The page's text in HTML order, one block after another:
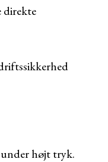
direkte
højt tryk.